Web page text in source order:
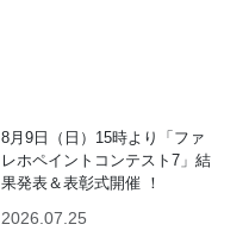
8月9日（日）15時より「ファ
レホペイントコンテスト7」結
果発表＆表彰式開催 ！
2026.07.25